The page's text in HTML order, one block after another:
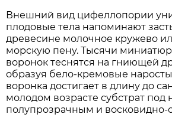
Внешний вид цифеллопории
плодовые тела напоминают
древесине молочное кружево
морскую пену. Тысячи
воронок теснятся на гниющей
образуя бело-кремовые
воронка достигает в длину до
молодом возрасте субстрат под
полупрозрачным и восковидно-